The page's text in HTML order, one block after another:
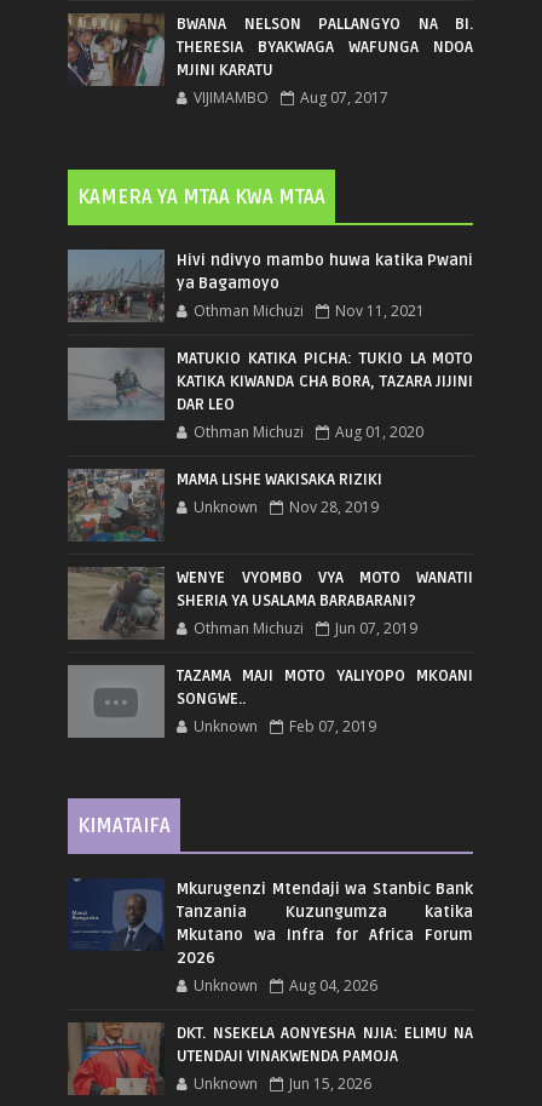
BWANA NELSON PALLANGYO NA BI.
THERESIA BYAKWAGA WAFUNGA NDOA
MJINI KARATU
VIJIMAMBO Aug 07, 2017
KAMERA YA MTAA KWA MTAA
Hivi ndivyo mambo huwa katika Pwani
ya Bagamoyo
Othman Michuzi Nov 11, 2021
MATUKIO KATIKA PICHA: TUKIO LA MOTO
KATIKA KIWANDA CHA BORA, TAZARA JIJINI
DAR LEO
Othman Michuzi Aug 01, 2020
MAMA LISHE WAKISAKA RIZIKI
Unknown Nov 28, 2019
WENYE VYOMBO VYA MOTO WANATII
SHERIA YA USALAMA BARABARANI?
Othman Michuzi Jun 07, 2019
TAZAMA MAJI MOTO YALIYOPO MKOANI
SONGWE..
Unknown Feb 07, 2019
KIMATAIFA
Mkurugenzi Mtendaji wa Stanbic Bank
Tanzania Kuzungumza katika
Mkutano wa Infra for Africa Forum
2026
Unknown Aug 04, 2026
DKT. NSEKELA AONYESHA NJIA: ELIMU NA
UTENDAJI VINAKWENDA PAMOJA
Unknown Jun 15, 2026